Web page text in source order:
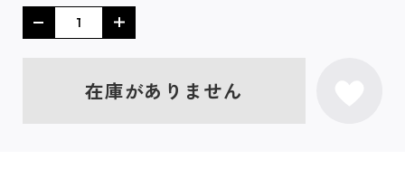
在庫がありません